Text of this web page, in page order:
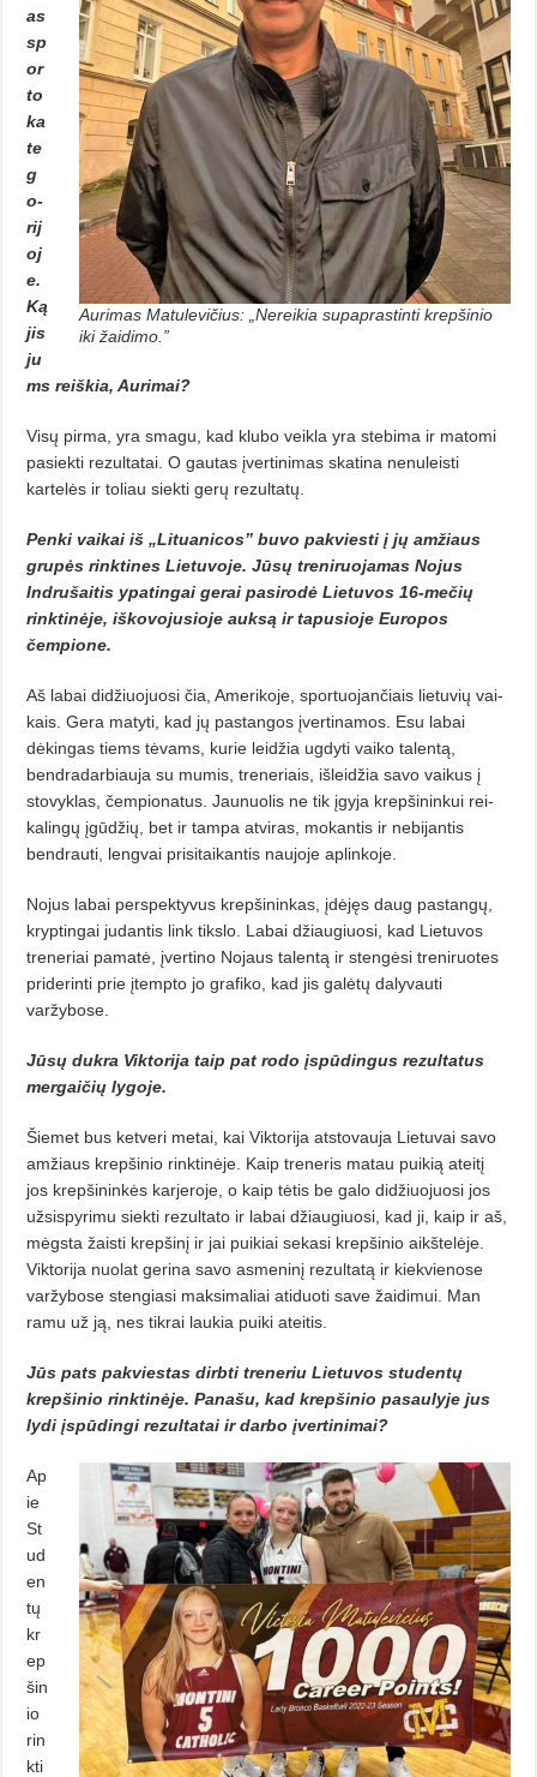
Aurimas Matulevičius: „Nereikia supaprastinti krepšinio
iki žaidimo.”
as
sp
or
to
ka
te
g
o­
rij
oj
e.
Ką
jis
ju
ms reiškia, Auri­mai?
Visų pirma, yra smagu, kad klu­bo veikla yra stebima ir matomi
pa­siekti rezultatai. O gautas įvertinimas skatina nenuleisti
kartelės ir to­liau siekti gerų rezultatų.
Penki vaikai iš „Lituanicos” bu­vo pakviesti į jų amžiaus
grupės rinktines Lietuvoje. Jūsų treni­ruo­jamas Nojus
Indrušaitis ypa­tin­gai gerai pasirodė Lietuvos 16-mečių
rinktinėje, iškovojusioje auk­­są ir tapusioje Europos
čempio­ne.
Aš labai didžiuojuosi čia, Ameri­koje, sportuojančiais lietuvių vai­
kais. Gera matyti, kad jų pastangos įvertinamos. Esu labai
dėkingas tiems tėvams, kurie leidžia ugdyti vai­ko talentą,
bendradarbiauja su mumis, treneriais, išleidžia savo vai­kus į
stovyklas, čempionatus. Jau­nuo­­lis ne tik įgyja krepšininkui rei­
kalingų įgūdžių, bet ir tampa atviras, mokantis ir nebijantis
bendrauti, lengvai prisitaikantis naujoje aplin­koje.
Nojus labai perspektyvus krepši­ninkas, įdėjęs daug pastangų,
kryp­tingai judantis link tikslo. Labai džiau­giuosi, kad Lietuvos
treneriai pa­matė, įvertino Nojaus talentą ir sten­gėsi treniruotes
priderinti prie įtemp­to jo grafiko, kad jis galėtų dalyvauti
varžybose.
Jūsų dukra Viktorija taip pat rodo įspūdingus re­zul­tatus
mergaičių lygoje.
Šiemet bus ketveri metai, kai Viktorija atstovauja Lietuvai savo
amžiaus krepšinio rinktinėje. Kaip treneris matau puikią ateitį
jos krep­šininkės karjeroje, o kaip tėtis be ga­lo didžiuojuosi jos
užsispyrimu siekti rezultato ir labai džiaugiuosi, kad ji, kaip ir aš,
mėgsta žaisti krepšinį ir jai pui­kiai sekasi krepšinio aikštelėje.
Vik­torija nuolat gerina savo asmeninį re­zultatą ir kiekvienose
varžybose sten­giasi maksimaliai atiduoti save žaidimui. Man
ramu už ją, nes tikrai laukia puiki ateitis.
Jūs pats pakviestas dirbti tre­neriu Lietuvos studentų
krepšinio rinktinėje. Panašu, kad krepšinio pasaulyje jus
ly­di įspūdingi rezultatai ir darbo įvertinimai?
Ap
ie
St
ud
en
tų
kr
ep
šin
io
rin
kti